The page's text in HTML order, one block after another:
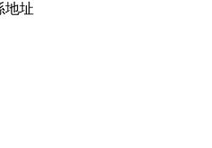
地址